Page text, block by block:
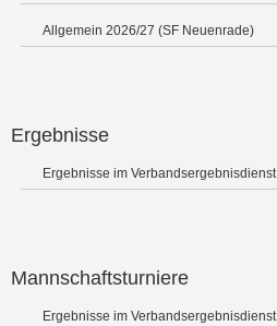
Allgemein 2026/27 (SF Neuenrade)
Ergebnisse
Ergebnisse im Verbandsergebnisdienst
Mannschaftsturniere
Ergebnisse im Verbandsergebnisdienst